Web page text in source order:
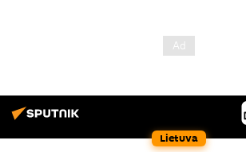
Lietuva